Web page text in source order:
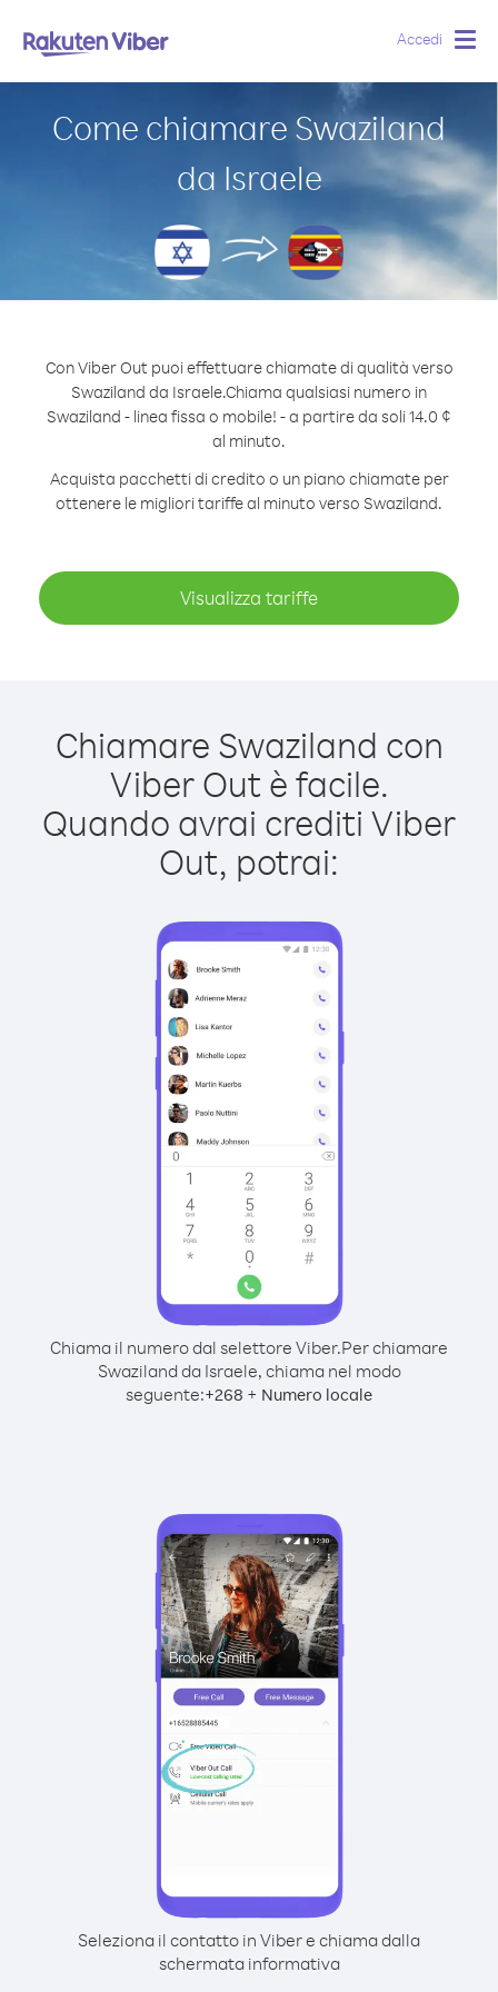
Accedi
Come chiamare Swaziland
da Israele
Con Viber Out puoi effettuare chiamate di qualità verso
Swaziland da Israele.Chiama qualsiasi numero in
Swaziland - linea fissa o mobile! - a partire da soli 14.0 ¢
al minuto.
Acquista pacchetti di credito o un piano chiamate per
ottenere le migliori tariffe al minuto verso Swaziland.
Visualizza tariffe
Chiamare Swaziland con
Viber Out è facile.
Quando avrai crediti Viber
Out, potrai:
Chiama il numero dal selettore Viber.Per chiamare
Swaziland da Israele, chiama nel modo
seguente:+268 + Numero locale
Seleziona il contatto in Viber e chiama dalla
schermata informativa